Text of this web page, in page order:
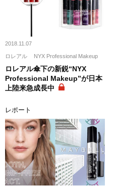
2018.11.07
ロレアル NYX Professional Makeup
ロレアル傘下の新鋭“NYX
Professional Makeup”が日本
上陸来急成長中
レポート